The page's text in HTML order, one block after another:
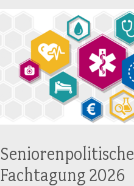
Seniorenpolitische
Fachtagung 2026